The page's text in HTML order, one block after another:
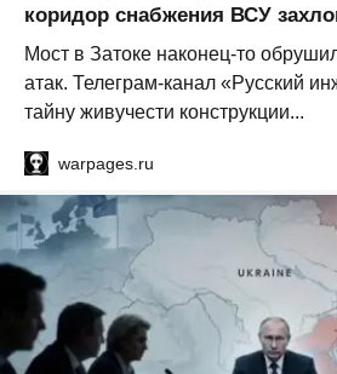
коридор снабжения ВСУ
Мост в Затоке наконец-то
атак. Телеграм-канал «Русский
тайну живучести конструкции...
warpages.ru